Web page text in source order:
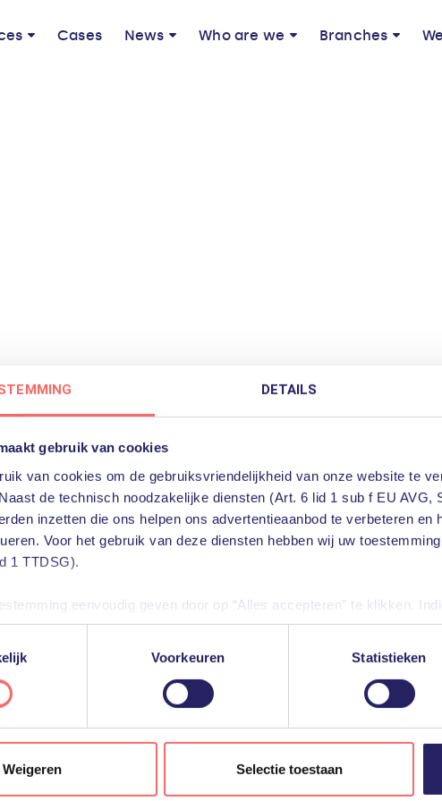
DETAILS
gebruik van cookies
van cookies om de gebruiksvriendelijkheid van onze website te
de technisch noodzakelijke diensten (Art. 6 lid 1 sub f EU AVG,
inzetten die ons helpen ons advertentieaanbod te verbeteren
Voor het gebruik van deze diensten hebben wij uw
1 TTDSG).
eenvoudig geven door op “Alles accepteren” te klikken.
niet-essentiële diensten uitschakelen door op “Alles weigeren” te
inclusief gegevensverwerking door derden, vindt u in de instellingen
cookies te allen tijde weigeren of aanpassen via uw instellingen.
Voorkeuren Statistieken
Weigeren Selectie toestaan
Cases News Who are we Branches